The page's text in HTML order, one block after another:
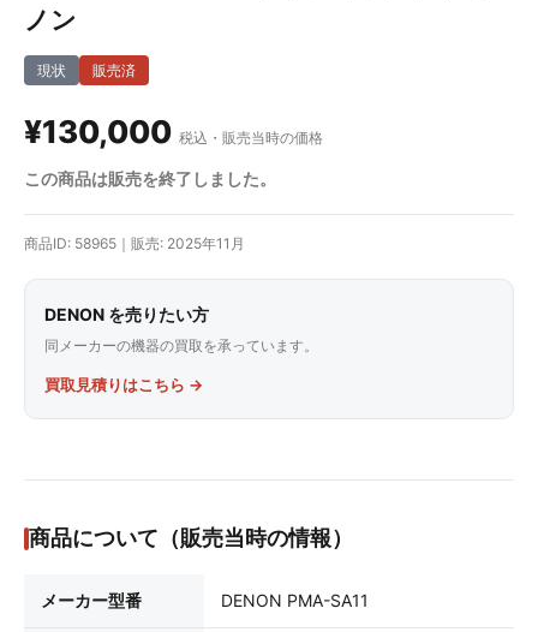
ノン
販売済
現状
¥130,000 税込・販売当時の価格
この商品は販売を終了しました。
商品ID: 58965｜販売: 2025年11月
DENON を売りたい方
同メーカーの機器の買取を承っています。
買取見積りはこちら →
商品について（販売当時の情報）
メーカー型番 DENON PMA-SA11